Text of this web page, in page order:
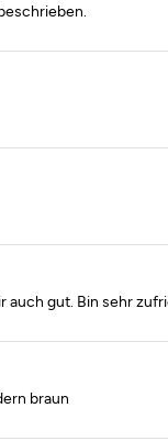
auch gut. Bin sehr
braun